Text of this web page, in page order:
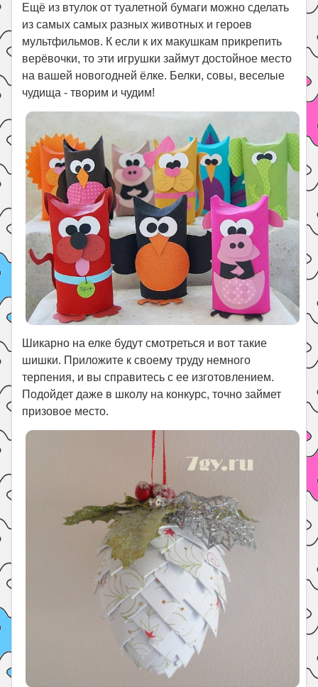
Ещё из втулок от туалетной бумаги можно сделать
из самых самых разных животных и героев
мультфильмов. К если к их макушкам прикрепить
верёвочки, то эти игрушки займут достойное место
на вашей новогодней ёлке. Белки, совы, веселые
чудища - творим и чудим!
Шикарно на елке будут смотреться и вот такие
шишки. Приложите к своему труду немного
терпения, и вы справитесь с ее изготовлением.
Подойдет даже в школу на конкурс, точно займет
призовое место.